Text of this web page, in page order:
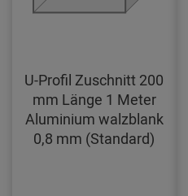
U-Profil Zuschnitt 200
mm Länge 1 Meter
Aluminium walzblank
0,8 mm (Standard)